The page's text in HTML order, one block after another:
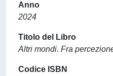
Anno
2024
Titolo del Libro
Altri mondi. Fra
Codice ISBN